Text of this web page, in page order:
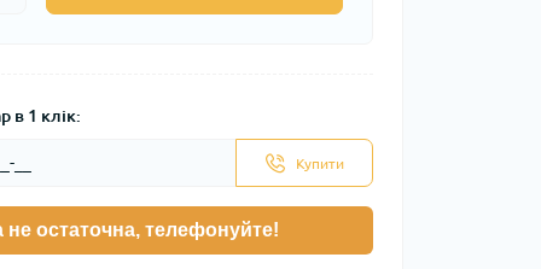
в 1 клік:
Купити
не остаточна, телефонуйте!